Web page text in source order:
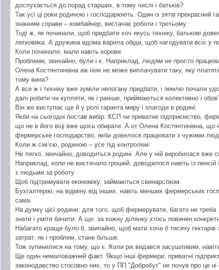
дослухається до порад старших, в тому числі і батьків?
Так усі ці роки родиною і господарюють. Один із зятів прекрасний
знанням справи – комбайнер, вистачає роботи і третьому.
Тоді ж, як починали, щоб придбати хоч якусь техніку, батькові
легковика. А дружина вдома варила обіди, щоб нагодувати всіх у
Коли починали, мали навіть корови.
Проблеми, звичайно, були і є. Наприклад, людям не просто
Олена Костянтинівна аж ніяк не може виплачувати таку, яку
тому вина?
А все ж і техніку вже зуміли непогану придбати, і землю почали
далі робити чи купляти, як і раніше, приймаються колективно і
Він же виступає ще й у ролі гаранта миру і злагоди в родині.
Якби на сьогодні постав вибір: КСП чи приватне підприємство,
що не в його віці вже щось обирати. А от Олена Костянтинівна, що
фермерське господарство, якби довелося працювати з чужими
Коли ж сім’єю, родиною – усе під контролем.
Не легко, звичайно, доводиться родині. Але у ній виробилася вже
Наприклад, коли не вистачало грошей, доводилося навіть із пенсій
з людьми за роботу.
Щоб підтримувати економіку, займаються свинарством.
Бухгалтерію, на відміну від інших, навіть менших фермерських
сама.
На думку цієї родини: для того, щоб фермерувати, багато не
знати і уміти бачити. А ще, за кожну ділянку хтось повинен
Набагато краще було б, звичайно, щоб мати хоча б тисячу
затрат, як і проблем, стане більше.
Тож зупинилися на тому, що є. Коли рік видався засушливим,
Ще один немаловажний факт. Якщо інші фермери, приватні
законодавство стосовно них, то у ПП "Добробут" не почув про це